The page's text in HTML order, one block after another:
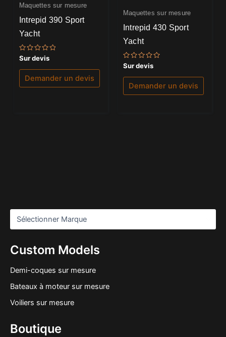
Custom Models
Demi-coques sur mesure
Bateaux à moteur sur mesure
Voiliers sur mesure
Boutique
Maquettes sur mesure
Intrepid 390 Sport
Yacht
Note
0
sur
Sur devis
Demander un devis
Maquettes sur mesure
Intrepid 430 Sport
Yacht
Note
0
sur
Sur devis
Demander un devis